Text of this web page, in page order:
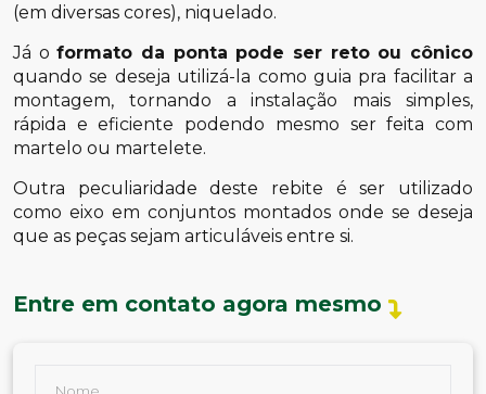
(em diversas cores), niquelado.
Já oformato da ponta pode ser reto ou cônico
quando se deseja utilizá-la como guia pra facilitar a
montagem, tornando a instalação mais simples,
rápida e eficiente podendo mesmo ser feita com
martelo ou martelete.
Outra peculiaridade deste rebite é ser utilizado
como eixo em conjuntos montados onde se deseja
que as peças sejam articuláveis entre si.
Entre em contato agora mesmo